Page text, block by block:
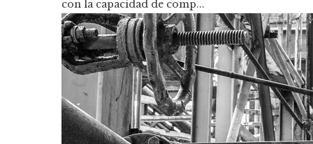
con la capacidad de comp...